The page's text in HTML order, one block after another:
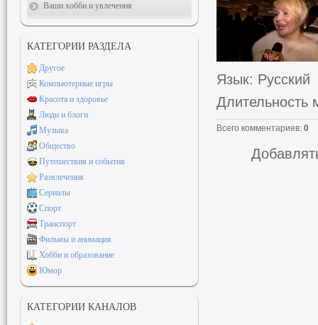
Язык: Русский
Длительность
Всего комментариев: 0
Ваши хобби и увлечения
КАТЕГОРИИ РАЗДЕЛА
Другое
Компьютерные игры
Красота и здоровье
Люди и блоги
Музыка
Общество
Путешествия и события
Развлечения
Сериалы
Спорт
Транспорт
Фильмы и анимация
Хобби и образование
Юмор
КАТЕГОРИИ КАНАЛОВ